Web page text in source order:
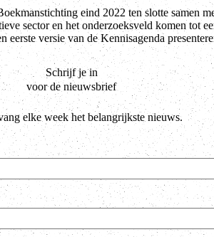
eind 2022 ten slotte samen
sector en het onderzoeksveld komen tot
eerste versie van de Kennisagenda
Schrijf je in
voor de nieuwsbrief
elke week het belangrijkste nieuws.